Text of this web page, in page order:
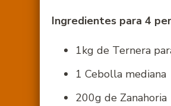
Ingredientes para 4
1kg de Ternera
1 Cebolla mediana
200g de Zanahoria